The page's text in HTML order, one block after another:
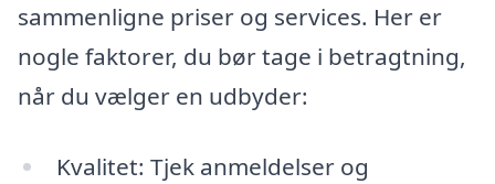
sammenligne priser og services. Her er
nogle faktorer, du bør tage i betragtning,
når du vælger en udbyder:
Kvalitet: Tjek anmeldelser og